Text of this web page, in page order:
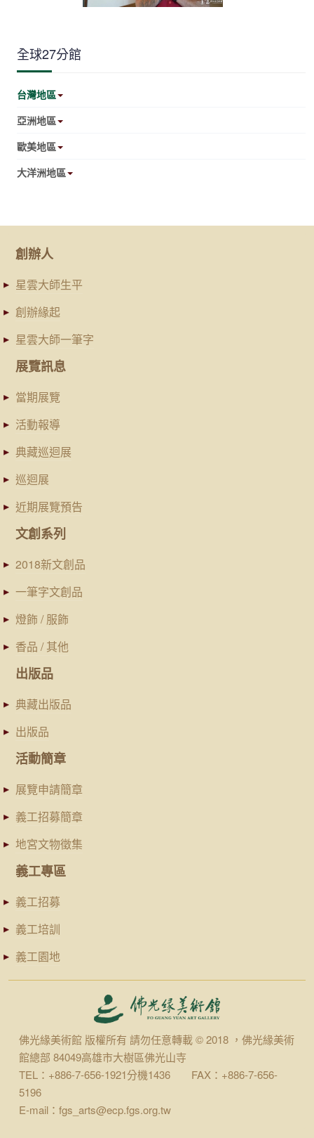
全球27分館
台灣地區
亞洲地區
歐美地區
大洋洲地區
創辦人
星雲大師生平
創辦緣起
星雲大師一筆字
展覽訊息
當期展覽
活動報導
典藏巡迴展
巡迴展
近期展覽預告
文創系列
2018新文創品
一筆字文創品
燈飾 / 服飾
香品 / 其他
出版品
典藏出版品
出版品
活動簡章
展覽申請簡章
義工招募簡章
地宮文物徵集
義工專區
義工招募
義工培訓
義工園地
佛光緣美術館 版權所有 請勿任意轉載 © 2018 ，佛光緣美術
館總部 84049高雄市大樹區佛光山寺
TEL：+886-7-656-1921分機1436 FAX：+886-7-656-
5196
E-mail：fgs_arts@ecp.fgs.org.tw